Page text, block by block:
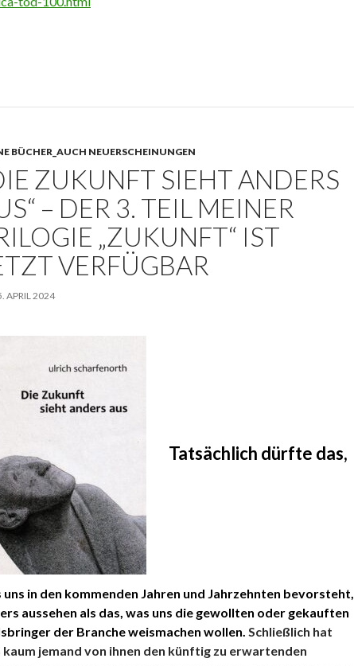
BÜCHER_AUCH NEUERSCHEINUNGEN
ZUKUNFT SIEHT ANDERS
– DER 3. TEIL MEINER
„ZUKUNFT“ IST
VERFÜGBAR
APRIL 2024
Tatsächlich dürfte das,
uns in den kommenden Jahren und Jahrzehnten bevorsteht,
aussehen als das, was uns die gewollten oder gekauften
der Branche weismachen wollen. Schließlich hat
kaum jemand von ihnen den künftig zu erwartenden